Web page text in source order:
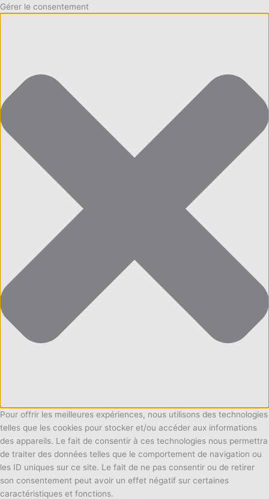
Gérer le consentement
Pour offrir les meilleures expériences, nous utilisons des technologies
telles que les cookies pour stocker et/ou accéder aux informations
des appareils. Le fait de consentir à ces technologies nous permettra
de traiter des données telles que le comportement de navigation ou
les ID uniques sur ce site. Le fait de ne pas consentir ou de retirer
son consentement peut avoir un effet négatif sur certaines
caractéristiques et fonctions.